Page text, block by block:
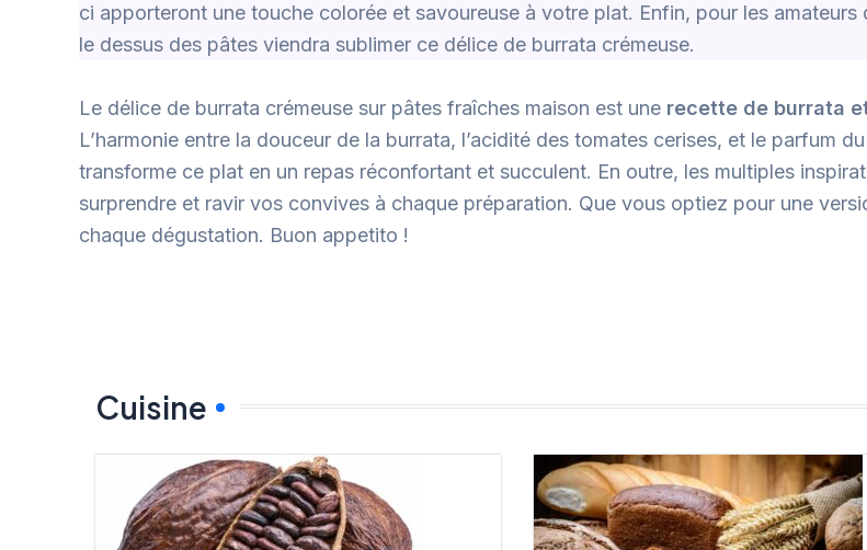
ci apporteront une touche colorée et savoureuse à votre plat. Enfin, pour les
le dessus des pâtes viendra sublimer ce délice de burrata crémeuse.
Le délice de burrata crémeuse sur pâtes fraîches maison est une recette de burrata
L’harmonie entre la douceur de la burrata, l’acidité des tomates cerises, et le parfum
transforme ce plat en un repas réconfortant et succulent. En outre, les multiples
surprendre et ravir vos convives à chaque préparation. Que vous optiez pour une
chaque dégustation. Buon appetito !
Cuisine